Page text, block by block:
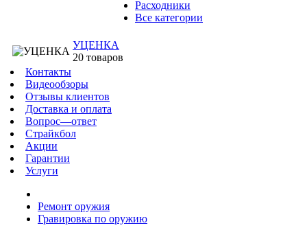
Расходники
Все категории
УЦЕНКА
20 товаров
Контакты
Видеообзоры
Отзывы клиентов
Доставка и оплата
Вопрос—ответ
Страйкбол
Акции
Гарантии
Услуги
Ремонт оружия
Гравировка по оружию